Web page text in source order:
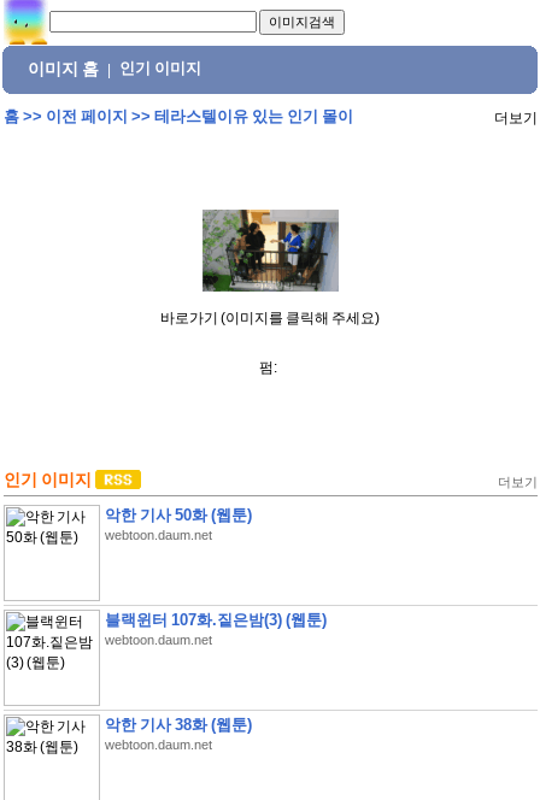
이미지 홈 인기 이미지
홈>> 이전 페이지 >> 테라스텔이유 있는 인기 몰이 더보기
바로가기 (이미지를 클릭해 주세요)
펌:
인기 이미지 더보기
악한 기사 50화 (웹툰)
webtoon.daum.net
블랙윈터 107화.짙은밤(3) (웹툰)
webtoon.daum.net
악한 기사 38화 (웹툰)
webtoon.daum.net